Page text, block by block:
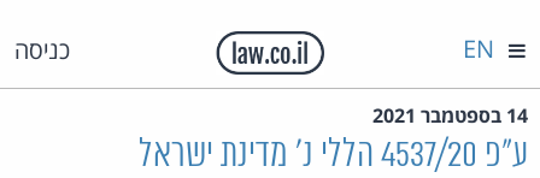
כניסה EN
14 בספטמבר 2021
ע"פ 4537/20 הללי נ' מדינת ישראל